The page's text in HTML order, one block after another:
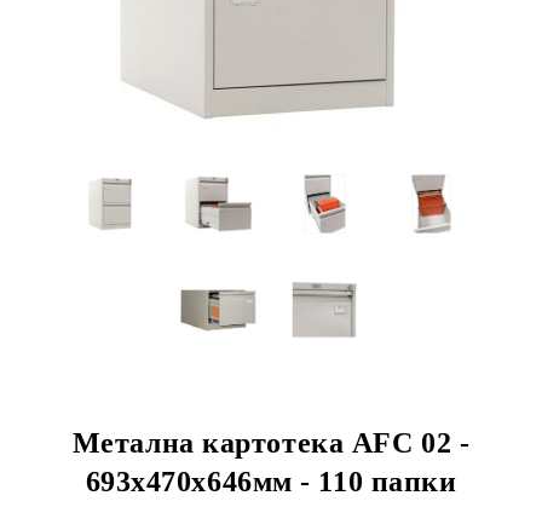
Метална картотека AFC 02 -
693x470x646мм - 110 папки